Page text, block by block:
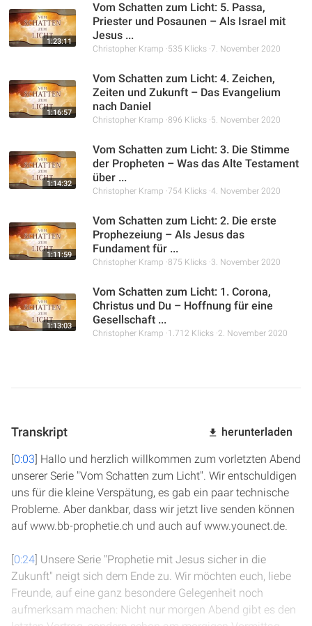
1:23:11
Vom Schatten zum Licht: 5. Passa,
Priester und Posaunen – Als Israel mit
Jesus ...
Christopher Kramp 535 Klicks 7. November 2020
1:16:57
Vom Schatten zum Licht: 4. Zeichen,
Zeiten und Zukunft – Das Evangelium
nach Daniel
Christopher Kramp 896 Klicks 5. November 2020
1:14:32
Vom Schatten zum Licht: 3. Die Stimme
der Propheten – Was das Alte Testament
über ...
Christopher Kramp 754 Klicks 4. November 2020
1:11:59
Vom Schatten zum Licht: 2. Die erste
Prophezeiung – Als Jesus das
Fundament für ...
Christopher Kramp 875 Klicks 3. November 2020
1:13:03
Vom Schatten zum Licht: 1. Corona,
Christus und Du – Hoffnung für eine
Gesellschaft ...
Christopher Kramp 1.712 Klicks 2. November 2020
Transkript herunterladen
[0:03] Hallo und herzlich willkommen zum vorletzten Abend
unserer Serie "Vom Schatten zum Licht". Wir entschuldigen
uns für die kleine Verspätung, es gab ein paar technische
Probleme. Aber dankbar, dass wir jetzt live senden können
auf www.bb-prophetie.ch und auch auf www.younect.de.
[0:24] Unsere Serie "Prophetie mit Jesus sicher in die
Zukunft" neigt sich dem Ende zu. Wir möchten euch, liebe
Freunde, auf eine ganz besondere Gelegenheit noch
aufmerksam machen: Nicht nur morgen Abend gibt es den